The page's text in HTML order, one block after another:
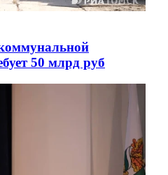
50 млрд руб